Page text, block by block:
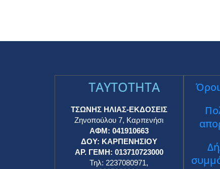
TAYTOTHTA
ΤΣΩΝΗΣ ΗΛΙΑΣ-ΕΚΔΟΣΕΙΣ
Ζηνοπούλου 7, Καρπενήσι
ΑΦΜ: 041910663
ΔΟΥ: ΚΑΡΠΕΝΗΣΙΟΥ
ΑΡ. ΓΕΜΗ: 013710723000
Τηλ: 2237080971,